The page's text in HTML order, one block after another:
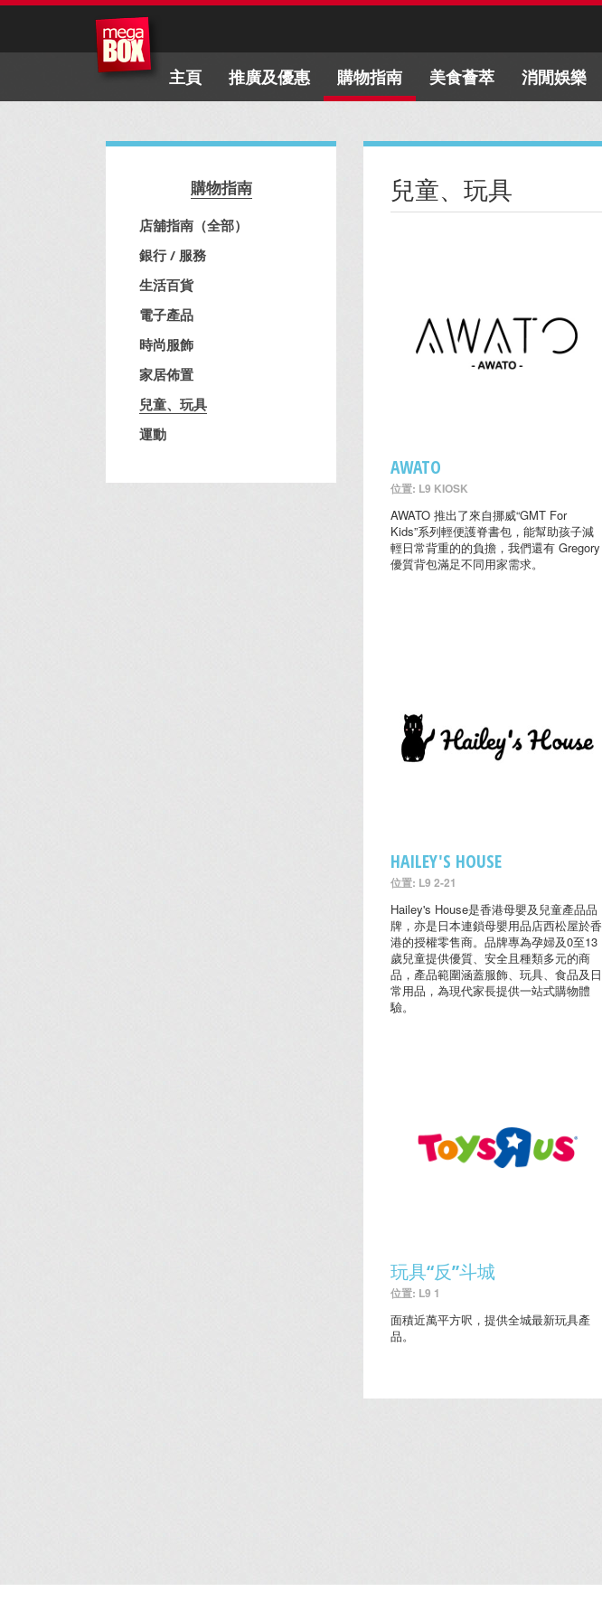
主頁 推廣及優惠 購物指南 美食薈萃 消閒娛樂
購物指南
店舖指南（全部）
銀行 / 服務
生活百貨
電子產品
時尚服飾
家居佈置
兒童、玩具
運動
兒童、玩具
AWATO
位置: L9 KIOSK
AWATO 推出了來自挪威“GMT For
Kids”系列輕便護脊書包，能幫助孩子減
輕日常背重的的負擔，我們還有 Gregory
優質背包滿足不同用家需求。
HAILEY'S HOUSE
位置: L9 2-21
Hailey's House是香港母嬰及兒童產品品
牌，亦是日本連鎖母嬰用品店西松屋於香
港的授權零售商。品牌專為孕婦及0至13
歲兒童提供優質、安全且種類多元的商
品，產品範圍涵蓋服飾、玩具、食品及日
常用品，為現代家長提供一站式購物體
驗。
玩具“反”斗城
位置: L9 1
面積近萬平方呎，提供全城最新玩具產
品。